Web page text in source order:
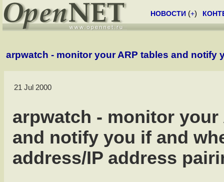
НОВОСТИ (+)
arpwatch - monitor your ARP tables and notify
21 Jul 2000
arpwatch - monitor your
and notify you if and
address/IP address